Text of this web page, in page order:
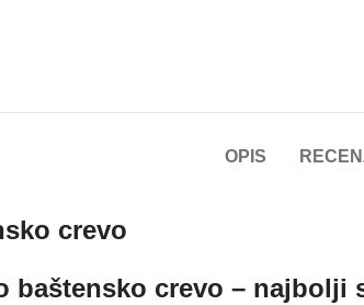
OPIS
crevo
baštensko crevo – najbolji